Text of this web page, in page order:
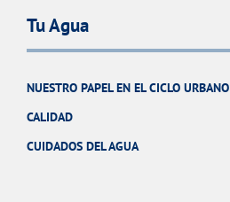
Tu Agua
NUESTRO PAPEL EN EL CICLO URBANO
CALIDAD
CUIDADOS DEL AGUA